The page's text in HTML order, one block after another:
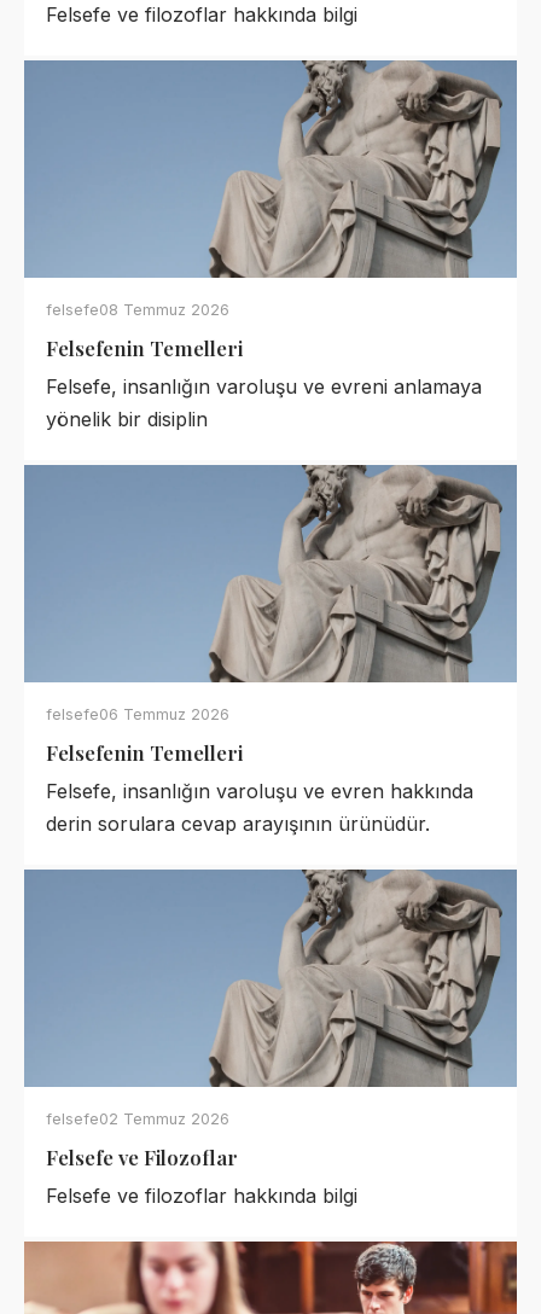
Felsefe ve filozoflar hakkında bilgi
felsefe08 Temmuz 2026
Felsefenin Temelleri
Felsefe, insanlığın varoluşu ve evreni anlamaya
yönelik bir disiplin
felsefe06 Temmuz 2026
Felsefenin Temelleri
Felsefe, insanlığın varoluşu ve evren hakkında
derin sorulara cevap arayışının ürünüdür.
felsefe02 Temmuz 2026
Felsefe ve Filozoflar
Felsefe ve filozoflar hakkında bilgi